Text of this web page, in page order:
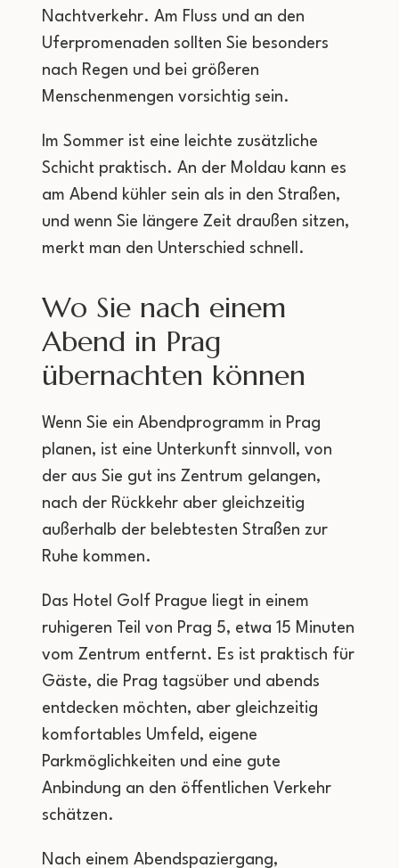
Nachtverkehr. Am Fluss und an den
Uferpromenaden sollten Sie besonders
nach Regen und bei größeren
Menschenmengen vorsichtig sein.
Im Sommer ist eine leichte zusätzliche
Schicht praktisch. An der Moldau kann es
am Abend kühler sein als in den Straßen,
und wenn Sie längere Zeit draußen sitzen,
merkt man den Unterschied schnell.
Wo Sie nach einem
Abend in Prag
übernachten können
Wenn Sie ein Abendprogramm in Prag
planen, ist eine Unterkunft sinnvoll, von
der aus Sie gut ins Zentrum gelangen,
nach der Rückkehr aber gleichzeitig
außerhalb der belebtesten Straßen zur
Ruhe kommen.
Das Hotel Golf Prague liegt in einem
ruhigeren Teil von Prag 5, etwa 15 Minuten
vom Zentrum entfernt. Es ist praktisch für
Gäste, die Prag tagsüber und abends
entdecken möchten, aber gleichzeitig
komfortables Umfeld, eigene
Parkmöglichkeiten und eine gute
Anbindung an den öffentlichen Verkehr
schätzen.
Nach einem Abendspaziergang,